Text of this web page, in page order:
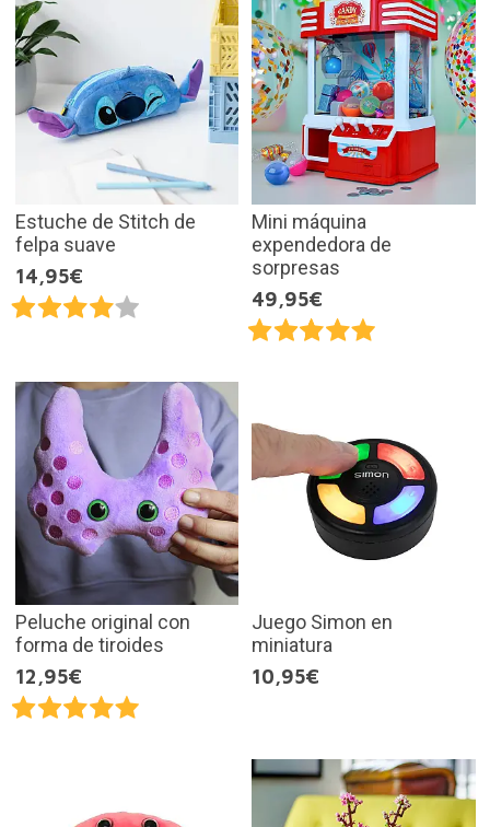
Estuche de Stitch de
felpa suave
14,95€
Mini máquina
expendedora de
sorpresas
49,95€
Peluche original con
forma de tiroides
12,95€
Juego Simon en
miniatura
10,95€